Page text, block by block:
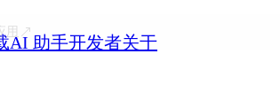
AI 助手开发者关于